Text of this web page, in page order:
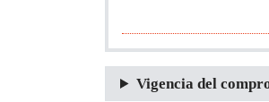
Vigencia del